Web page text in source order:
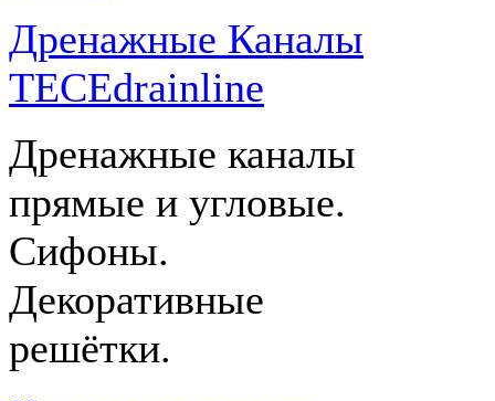
Дренажные Каналы
TECEdrainline
Дренажные каналы
прямые и угловые.
Сифоны.
Декоративные
решётки.